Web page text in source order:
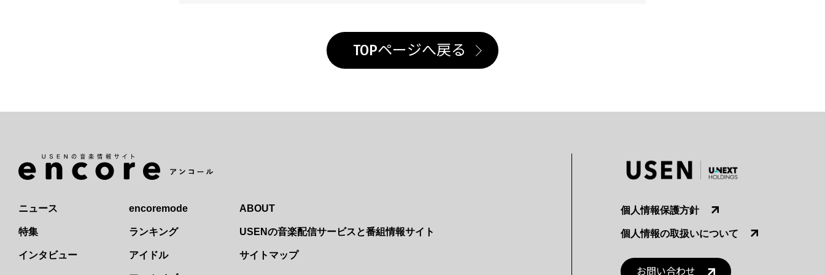
TOPページへ戻る
ニュース
特集
インタビュー
encoremode
ランキング
アイドル
ABOUT
USENの音楽配信サービスと番組情報サイト
サイトマップ
個人情報保護方針
個人情報の取扱いについて
お問い合わせ